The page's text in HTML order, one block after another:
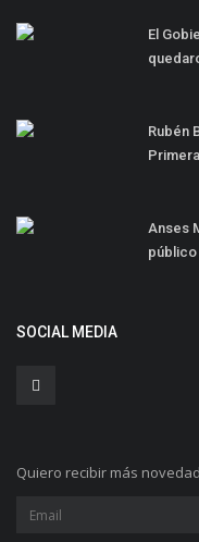
El
Rubén
Anses
público
SOCIAL MEDIA
Quiero recibir más